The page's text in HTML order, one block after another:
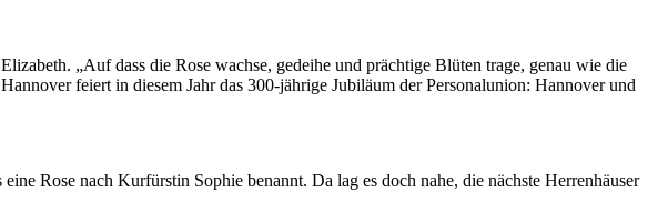
„Auf dass die Rose wachse, gedeihe und prächtige Blüten trage, genau wie die
feiert in diesem Jahr das 300-jährige Jubiläum der Personalunion: Hannover und
Rose nach Kurfürstin Sophie benannt. Da lag es doch nahe, die nächste Herrenhäuser